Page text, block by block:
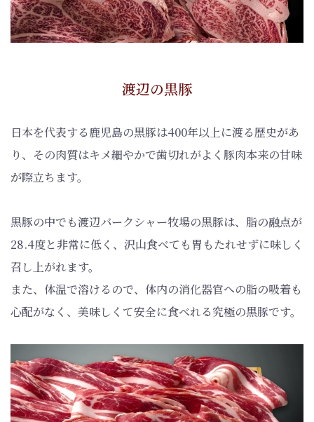
渡辺の黒豚
日本を代表する鹿児島の黒豚は400年以上に渡る歴史があ
り、 その肉質はキメ細やかで歯切れがよく豚肉本来の甘味
が際立ちます。
黒豚の中でも渡辺バークシャー牧場の黒豚は、脂の融点が
28.4度と非常に低く、沢山食べても胃もたれせずに味しく
召し上がれます。
また、体温で溶けるので、体内の消化器官への脂の吸着も
心配がなく、美味しくて安全に食べれる究極の黒豚です。